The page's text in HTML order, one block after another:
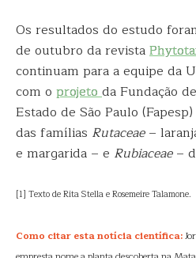
Os resultados do estudo
de outubro da revista
continuam para a equipe da
com o projetoda Fundação
Estado de São Paulo
das famílias Rutaceae–
e margarida – e Rubiaceae–
[1] Texto de Rita Stella e Rosemeire Talamone.
Como citar esta notícia científica: